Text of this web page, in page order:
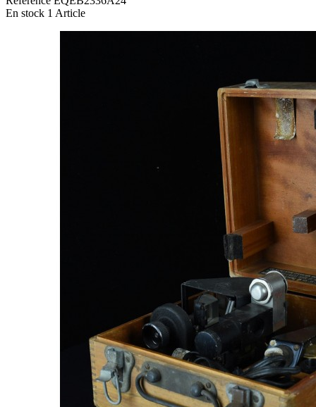
En stock 1 Article